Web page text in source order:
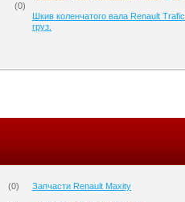
(0)
Шкив коленчатого вала Renault Trafic
груз.
(0) Запчасти Renault Maxity